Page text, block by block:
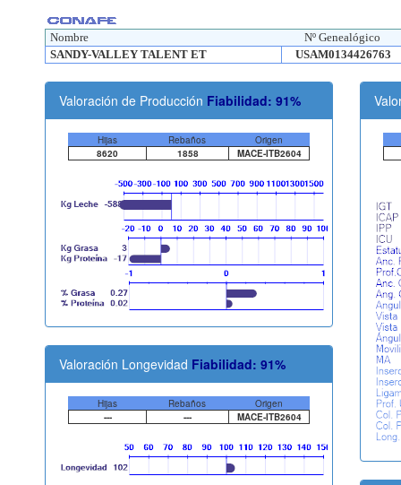
Nombre
Nº Genealógico
SANDY-VALLEY TALENT ET
USAM0134426763
Valoración de Producción Fiabilidad: 91%
Hijas Rebaños
Origen
8620
1858 MACE-ITB2604
Valoración Longevidad Fiabilidad: 91%
Hijas Rebaños
Origen
---
--- MACE-ITB2604